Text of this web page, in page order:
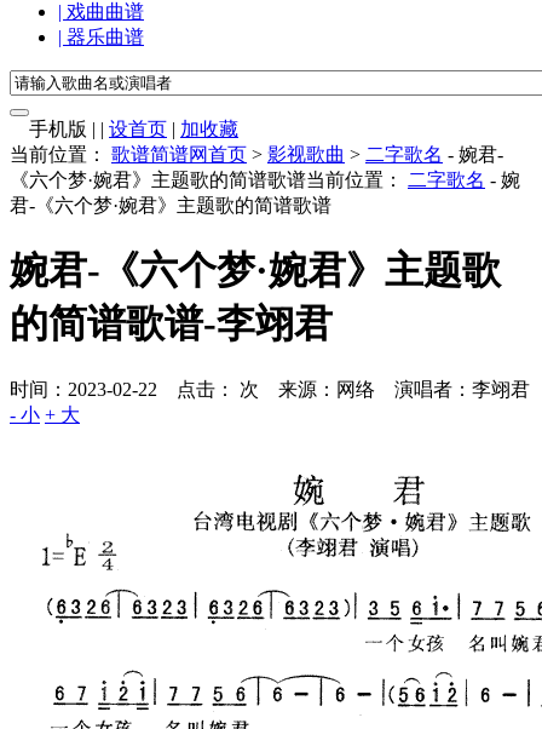
| 戏曲曲谱
| 器乐曲谱
手机版 | | 设首页 | 加收藏
当前位置： 歌谱简谱网首页 > 影视歌曲 > 二字歌名 - 婉君-
《六个梦·婉君》主题歌的简谱歌谱当前位置： 二字歌名 - 婉
君-《六个梦·婉君》主题歌的简谱歌谱
婉君-《六个梦·婉君》主题歌
的简谱歌谱-李翊君
时间：2023-02-22 点击： 次 来源：网络 演唱者：李翊君
- 小 + 大